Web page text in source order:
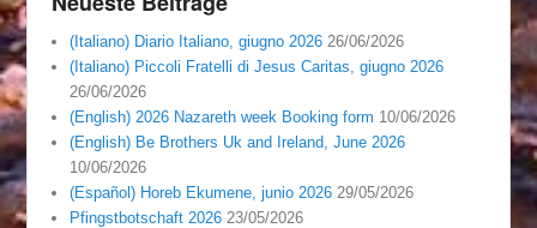
(Italiano) Diario Italiano, giugno 2026 26/06/2026
(Italiano) Piccoli Fratelli di Jesus Caritas, giugno 2026
26/06/2026
(English) 2026 Nazareth week Booking form 10/06/2026
(English) Be Brothers Uk and Ireland, June 2026
10/06/2026
(Español) Horeb Ekumene, junio 2026 29/05/2026
Pfingstbotschaft 2026 23/05/2026